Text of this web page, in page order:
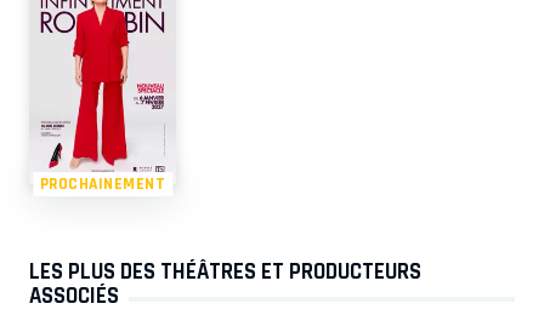
PROCHAINEMENT
LES PLUS DES THÉÂTRES ET PRODUCTEURS
ASSOCIÉS